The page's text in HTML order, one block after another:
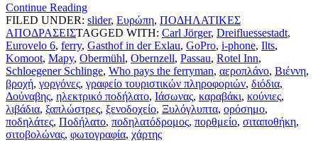
Continue Reading
FILED UNDER: slider, Ευρώπη, ΠΟΔΗΛΑΤΙΚΕΣ
ΑΠΟΔΡΑΣΕΙΣTAGGED WITH: Carl Jörger, Dreifluessestadt,
Eurovelo 6, ferry, Gasthof in der Exlau, GoPro, i-phone, Ilts,
Komoot, Mapy, Obermühl, Obernzell, Passau, Rotel Inn,
Schloegener Schlinge, Who pays the ferryman, αεροπλάνο, Βιέννη,
βροχή, γοργόνες, γραφείο τουριστικών πληροφοριών, διόδια,
Δούναβης, ηλεκτρικό ποδήλατο, Ιάσωνας, καραβάκι, κούνιες,
λιβάδια, ξαπλώστρες, ξενοδοχείο, Ξυλόγλυπτα, ορόσημο,
ποδηλάτες, Ποδήλατο, ποδηλατόδρομος, πορθμείο, σιταποθήκη,
σιτοβολώνας, φωτογραφία, χάρτης